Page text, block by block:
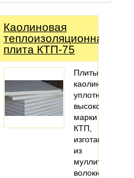
Каолиновая
теплоизоляционная
плита КТП-75
Плиты
каолиновые
уплотненные
марки
КТП,
изготавливают
из
волокна